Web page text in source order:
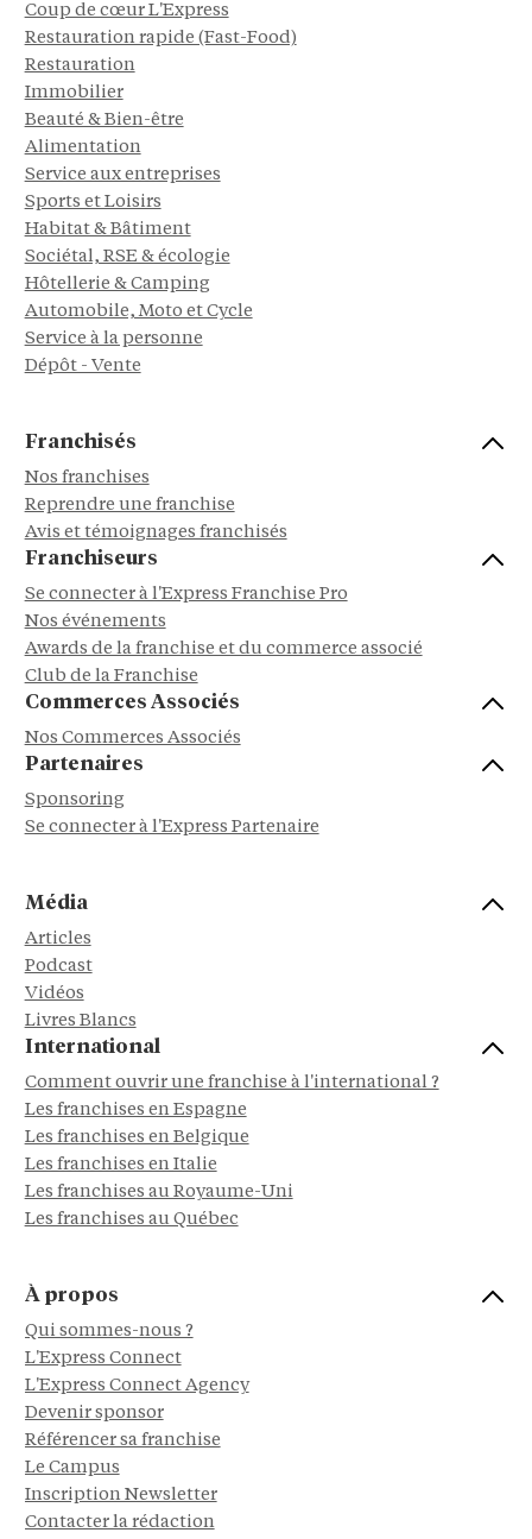
Coup de cœur L'Express
Restauration rapide (Fast-Food)
Restauration
Immobilier
Beauté & Bien-être
Alimentation
Service aux entreprises
Sports et Loisirs
Habitat & Bâtiment
Sociétal, RSE & écologie
Hôtellerie & Camping
Automobile, Moto et Cycle
Service à la personne
Dépôt - Vente
Franchisés
Nos franchises
Reprendre une franchise
Avis et témoignages franchisés
Franchiseurs
Se connecter à l'Express Franchise Pro
Nos événements
Awards de la franchise et du commerce associé
Club de la Franchise
Commerces Associés
Nos Commerces Associés
Partenaires
Sponsoring
Se connecter à l'Express Partenaire
Média
Articles
Podcast
Vidéos
Livres Blancs
International
Comment ouvrir une franchise à l'international ?
Les franchises en Espagne
Les franchises en Belgique
Les franchises en Italie
Les franchises au Royaume-Uni
Les franchises au Québec
À propos
Qui sommes-nous ?
L'Express Connect
L'Express Connect Agency
Devenir sponsor
Référencer sa franchise
Le Campus
Inscription Newsletter
Contacter la rédaction